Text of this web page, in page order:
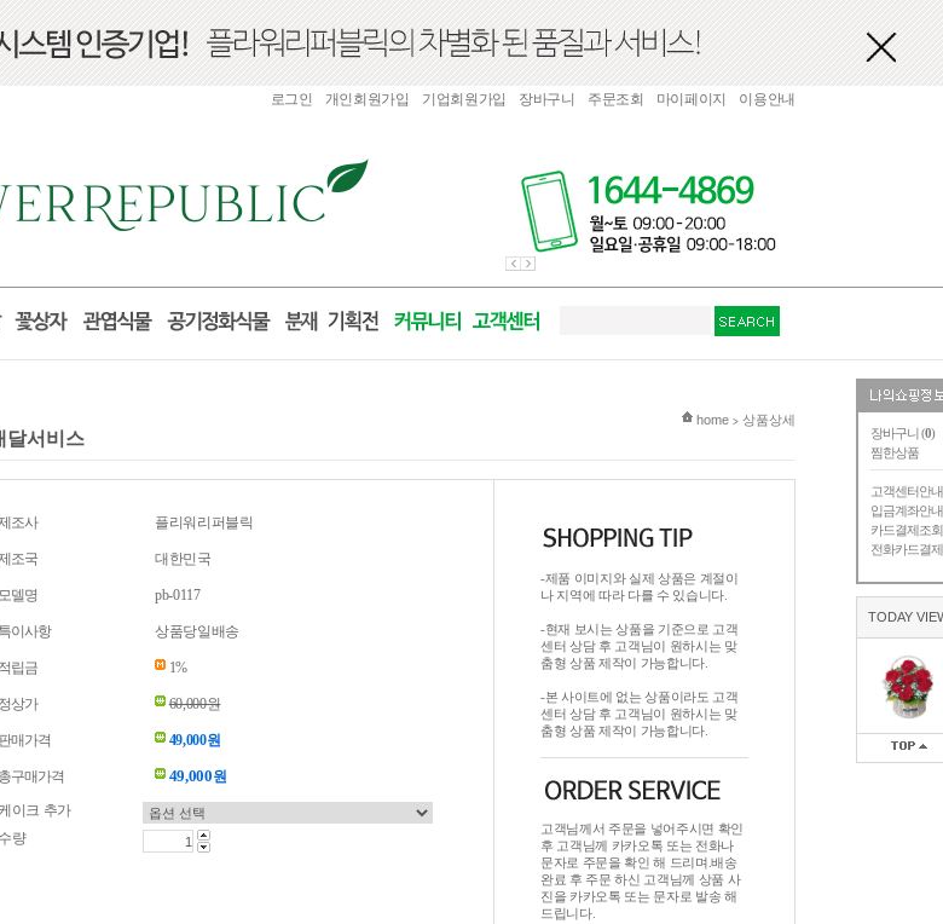
장바구니 (0)
찜한상품
고객센터안내
입금계좌안내
카드결제조회
전화카드결제
TODAY
로그인 개인회원가입 기업회원가입 장바구니 주문조회 마이페이지 이용안내
현재 위치
home > 상품상세
달서비스
조사 플리워리퍼블릭
조국 대한민국
모델명 pb-0117
특이사항 상품당일배송
적립금 1%
정상가 60,000원
판매가격 49,000원
총구매가격 49,000원
이크 추가
수량
-제품 이미지와 실제 상품은 계절이
나 지역에 따라 다를 수 있습니다.
-현재 보시는 상품을 기준으로 고객
센터 상담 후 고객님이 원하시는 맞
춤형 상품 제작이 가능합니다.
-본 사이트에 없는 상품이라도 고객
센터 상담 후 고객님이 원하시는 맞
춤형 상품 제작이 가능합니다.
고객님께서 주문을 넣어주시면 확인
후 고객님께 카카오톡 또는 전화나
문자로 주문을 확인 해 드리며.배송
완료 후 주문 하신 고객님께 상품 사
진을 카카오톡 또는 문자로 발송 해
드립니다.